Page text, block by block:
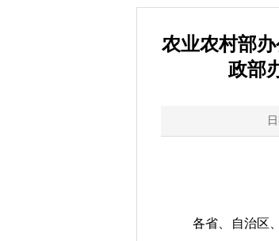
农业农村部
政部
各省、自治区